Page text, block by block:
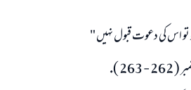
ہو تو اس كى دعوت قبول نہيں "
).